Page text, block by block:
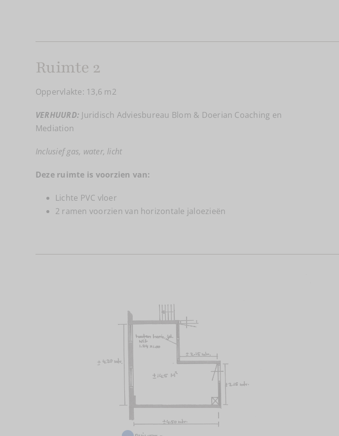
Ruimte 2
Oppervlakte: 13,6 m2
VERHUURD: Juridisch Adviesbureau Blom & Doerian Coaching en
Mediation
Inclusief gas, water, licht
Deze ruimte is voorzien van:
Lichte PVC vloer
2 ramen voorzien van horizontale jaloezieën